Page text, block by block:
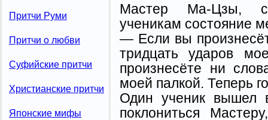
Притчи Руми
Притчи о любви
Суфийские притчи
Христианские притчи
Японские мифы
Мастер Ма-Цзы,
ученикам состояние
— Если вы
тридцать ударов
произнесёте ни
моей палкой. Теперь
Один ученик вышел
поклониться